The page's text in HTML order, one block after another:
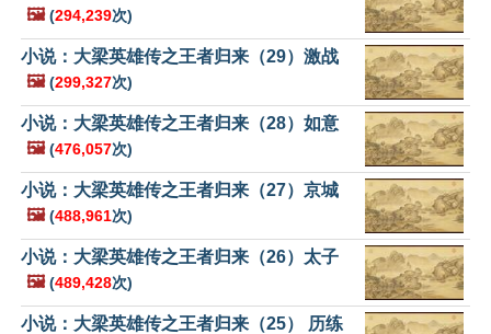
🖼️ (294,239次)
小说：大梁英雄传之王者归来（29）激战
🖼️ (299,327次)
小说：大梁英雄传之王者归来（28）如意
🖼️ (476,057次)
小说：大梁英雄传之王者归来（27）京城
🖼️ (488,961次)
小说：大梁英雄传之王者归来（26）太子
🖼️ (489,428次)
小说：大梁英雄传之王者归来（25） 历练